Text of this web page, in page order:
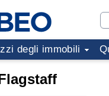
degli immobili